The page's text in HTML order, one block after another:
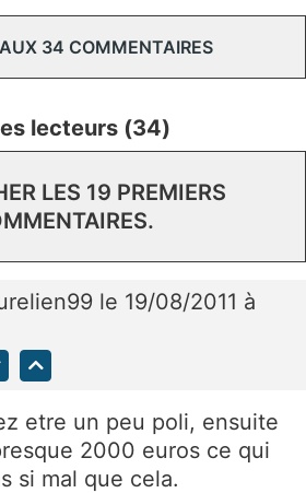
34 COMMENTAIRES
lecteurs (34)
LES 19 PREMIERS
le 19/08/2011 à
etre un peu poli, ensuite
2000 euros ce qui
si mal que cela.